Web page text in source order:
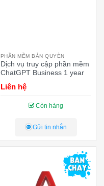
PHẦN MỀM BẢN QUYÈN
Dịch vụ truy cập phần mềm
ChatGPT Business 1 year
Liên hệ
Còn hàng
Gửi tin nhắn